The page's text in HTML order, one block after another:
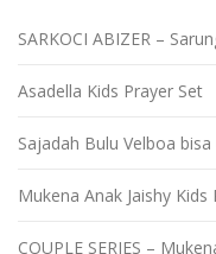
SARKOCI ABIZER –
Asadella Kids Prayer Set
Sajadah Bulu Velboa
Mukena Anak Jaishy Kids
COUPLE SERIES –